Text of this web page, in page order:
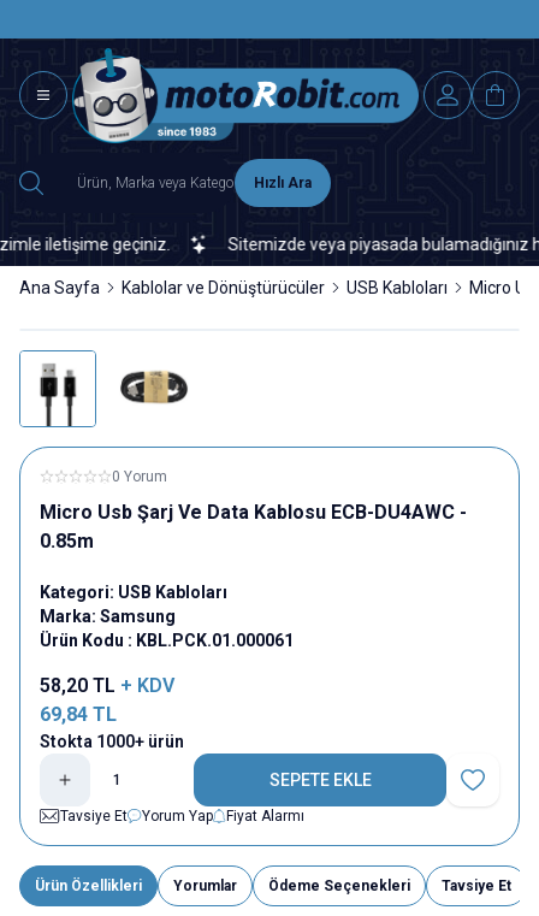
Hızlı Ara
iletişime geçiniz. Sitemizde veya piyasada bulamadığınız
Ana Sayfa Kablolar ve Dönüştürücüler USB Kabloları Micro
0 Yorum
Micro Usb Şarj Ve Data Kablosu ECB-DU4AWC -
0.85m
Kategori: USB Kabloları
Marka: Samsung
Ürün Kodu : KBL.PCK.01.000061
58,20 TL + KDV
69,84 TL
Stokta 1000+ ürün
SEPETE EKLE
Favoriye
Tavsiye Et
Yorum Yap Fiyat Alarmı
Ürün Özellikleri Yorumlar Ödeme Seçenekleri Tavsiye Et